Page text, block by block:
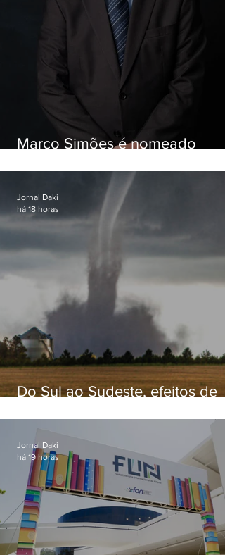
Marco Simões é nomeado
Do Sul ao Sudeste, efeitos de
apreensão na população
Jornal Daki
há 18 horas
Jornal Daki
há 19 horas